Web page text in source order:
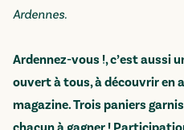
Ardennes.
Ardennez-vous !, c’est aussi
ouvert à tous, à découvrir en
magazine. Trois paniers